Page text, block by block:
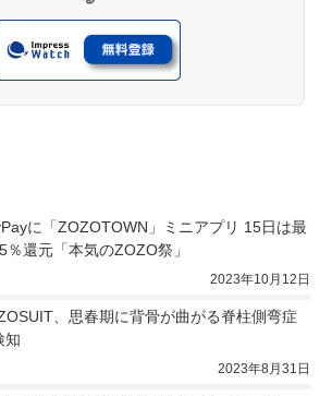
に「ZOZOTOWN」ミニアプリ 15日は最
％還元「本気のZOZO祭」
2023年10月12日
、思春期に背骨が曲がる脊柱側弯症
知
2023年8月31日